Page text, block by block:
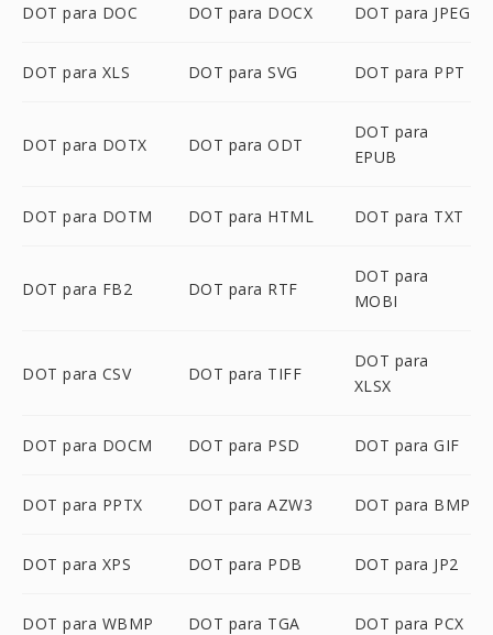
DOT para DOC DOT para DOCX DOT para JPEG
DOT para XLS DOT para SVG DOT para PPT
DOT para DOTX DOT para ODT
DOT para
EPUB
DOT para DOTM DOT para HTML DOT para TXT
DOT para FB2 DOT para RTF
DOT para
MOBI
DOT para CSV DOT para TIFF
DOT para
XLSX
DOT para DOCM DOT para PSD DOT para GIF
DOT para PPTX DOT para AZW3 DOT para BMP
DOT para XPS DOT para PDB DOT para JP2
DOT para WBMP DOT para TGA DOT para PCX